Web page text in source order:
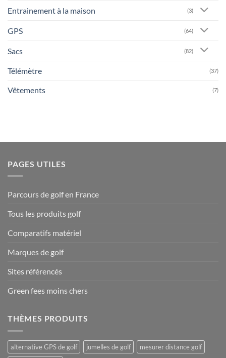
Entrainement à la maison (3)
GPS (64)
Sacs (82)
Télémètre (37)
Vêtements (7)
PAGES UTILES
Parcours de golf en France
Tous les produits golf
Comparatifs matériel
Marques de golf
Sites référencés
Green fees moins chers
THÈMES PRODUITS
alternative GPS de golf jumelles de golf
mesurer distance golf